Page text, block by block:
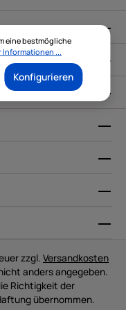
zzgl. Versandkosten
anders angegeben.
Richtigkeit der
übernommen.
eine bestmögliche
Informationen ...
Konfigurieren